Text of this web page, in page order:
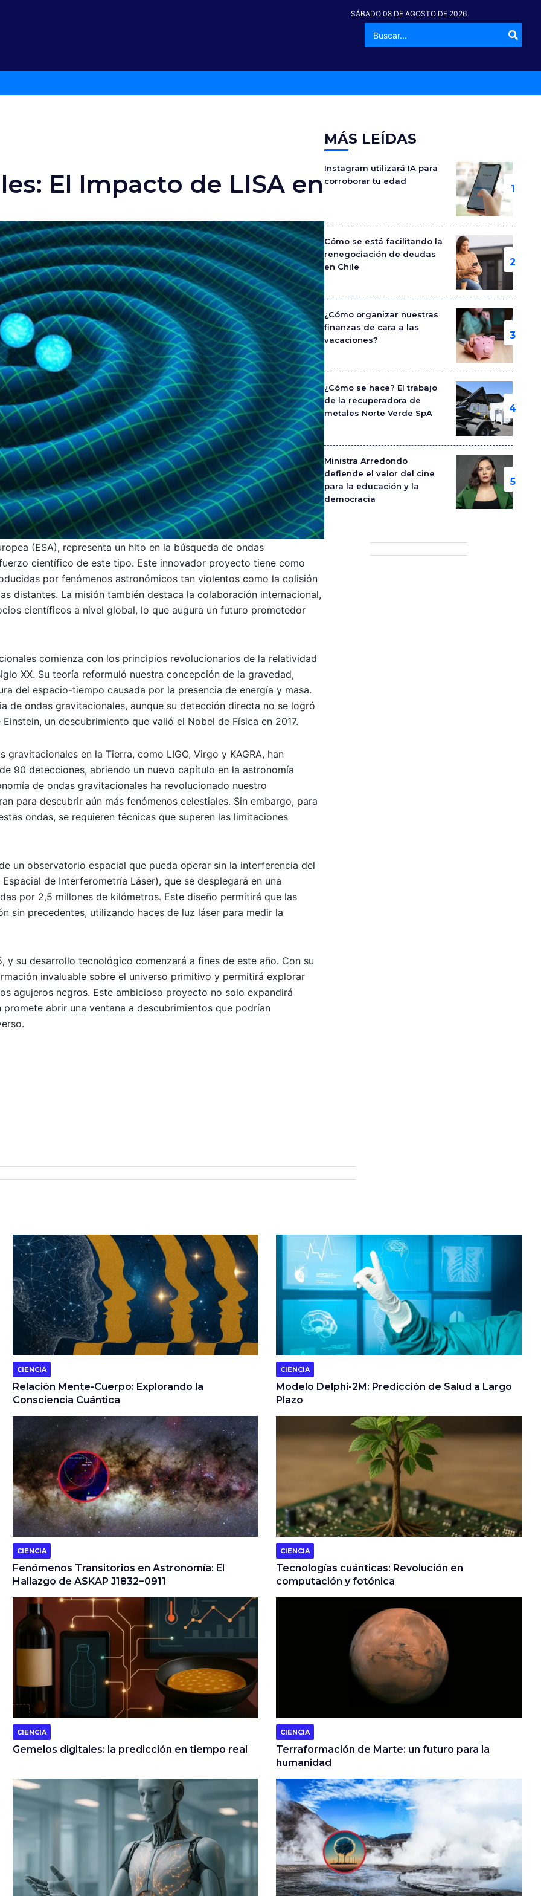
SÁBADO 08 DE AGOSTO DE 2026
-º
por:
El Impacto de LISA en
(ESA), representa un hito en la búsqueda de ondas
científico de este tipo. Este innovador proyecto tiene como
por fenómenos astronómicos tan violentos como la colisión
distantes. La misión también destaca la colaboración internacional,
científicos a nivel global, lo que augura un futuro prometedor
comienza con los principios revolucionarios de la relatividad
XX. Su teoría reformuló nuestra concepción de la gravedad,
del espacio-tiempo causada por la presencia de energía y masa.
de ondas gravitacionales, aunque su detección directa no se logró
un descubrimiento que valió el Nobel de Física en 2017.
en la Tierra, como LIGO, Virgo y KAGRA, han
90 detecciones, abriendo un nuevo capítulo en la astronomía
de ondas gravitacionales ha revolucionado nuestro
para descubrir aún más fenómenos celestiales. Sin embargo, para
ondas, se requieren técnicas que superen las limitaciones
un observatorio espacial que pueda operar sin la interferencia del
de Interferometría Láser), que se desplegará en una
por 2,5 millones de kilómetros. Este diseño permitirá que las
sin precedentes, utilizando haces de luz láser para medir la
y su desarrollo tecnológico comenzará a fines de este año. Con su
invaluable sobre el universo primitivo y permitirá explorar
agujeros negros. Este ambicioso proyecto no solo expandirá
abrir una ventana a descubrimientos que podrían
MÁS LEÍDAS
Instagram utilizará IA para
corroborar tu edad
Cómo se está facilitando la
renegociación de deudas
en Chile
¿Cómo organizar nuestras
finanzas de cara a las
vacaciones?
¿Cómo se hace? El trabajo
de la recuperadora de
metales Norte Verde SpA
Ministra Arredondo
defiende el valor del cine
para la educación y la
democracia
CIENCIA
Relación Mente-Cuerpo: Explorando la
Consciencia Cuántica
CIENCIA
Modelo Delphi-2M: Predicción de Salud a Largo
Plazo
CIENCIA
Fenómenos Transitorios en Astronomía: El
Hallazgo de ASKAP J1832−0911
CIENCIA
Tecnologías cuánticas: Revolución en
computación y fotónica
CIENCIA
Gemelos digitales: la predicción en tiempo real
CIENCIA
Terraformación de Marte: un futuro para la
humanidad